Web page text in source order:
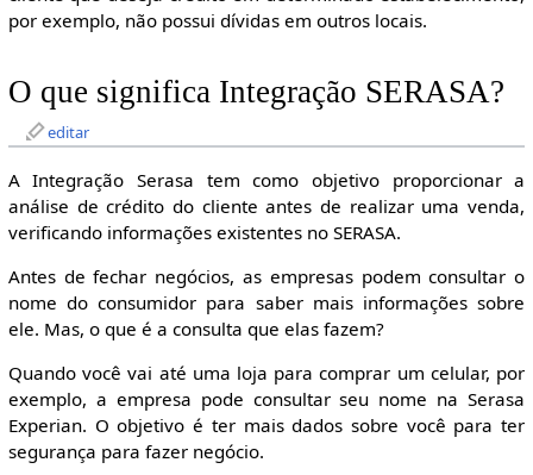
por exemplo, não possui dívidas em outros locais.
O que significa Integração SERASA?
editar
A Integração Serasa tem como objetivo proporcionar a
análise de crédito do cliente antes de realizar uma venda,
verificando informações existentes no SERASA.
Antes de fechar negócios, as empresas podem consultar o
nome do consumidor para saber mais informações sobre
ele. Mas, o que é a consulta que elas fazem?
Quando você vai até uma loja para comprar um celular, por
exemplo, a empresa pode consultar seu nome na Serasa
Experian. O objetivo é ter mais dados sobre você para ter
segurança para fazer negócio.